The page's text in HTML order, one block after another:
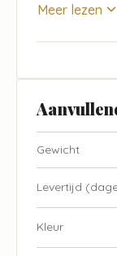
Meer lezen
Gewicht
Levertijd
Kleur